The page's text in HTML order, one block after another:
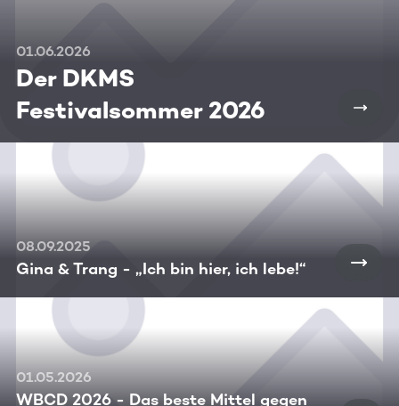
01.06.2026
Der DKMS
Festivalsommer 2026
08.09.2025
Gina & Trang - „Ich bin hier, ich lebe!“
01.05.2026
WBCD 2026 - Das beste Mittel gegen